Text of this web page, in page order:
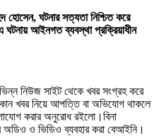
হোসেন, ঘটনার সত্যতা নিশ্চিত করে
ঘটনায় আইনগত ব্যবস্থা প্রক্রিয়াধীন
নিউজ সাইট থেকে খবর সংগ্রহ করে
খবর নিয়ে আপত্তি বা অভিযোগ থাকলে
করার অনুরোধ রইলো।বিনা
ও ভিডিও ব্যবহার করা বেআইনি।